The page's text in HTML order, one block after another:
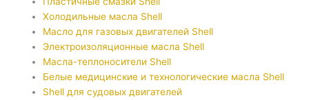
Холодильные масла Shell
Масло для газовых двигателей Shell
Электроизоляционные масла Shell
Масла-теплоносители Shell
Белые медицинские и технологические масла Shell
Shell для судовых двигателей